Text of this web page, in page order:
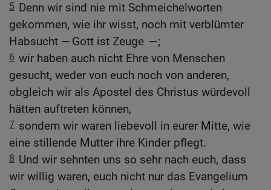
5 Denn wir sind nie mit Schmeichelworten
gekommen, wie ihr wisst, noch mit verblümter
Habsucht — Gott ist Zeuge —;
6 wir haben auch nicht Ehre von Menschen
gesucht, weder von euch noch von anderen,
obgleich wir als Apostel des Christus würdevoll
hätten auftreten können,
7 sondern wir waren liebevoll in eurer Mitte, wie
eine stillende Mutter ihre Kinder pflegt.
8 Und wir sehnten uns so sehr nach euch, dass
wir willig waren, euch nicht nur das Evangelium